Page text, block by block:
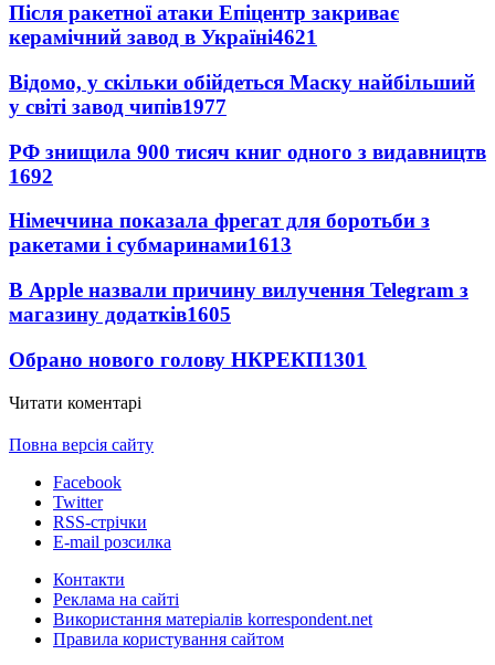
Після ракетної атаки Епіцентр закриває
керамічний завод в Україні4621
Відомо, у скільки обійдеться Маску найбільший
у світі завод чипів1977
РФ знищила 900 тисяч книг одного з видавництв
1692
Німеччина показала фрегат для боротьби з
ракетами і субмаринами1613
В Apple назвали причину вилучення Telegram з
магазину додатків1605
Обрано нового голову НКРЕКП1301
Читати коментарі
Повна версія сайту
Facebook
Twitter
RSS-стрічки
E-mail розсилка
Контакти
Реклама на сайті
Використання матеріалів korrespondent.net
Правила користування сайтом